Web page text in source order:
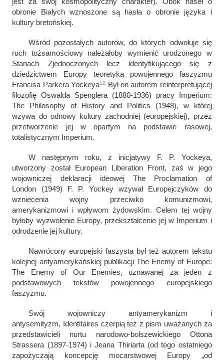
obronie Białych wznoszone są hasła o obronie języka i
kultury bretońskiej.
Wśród pozostałych autorów, do których odwołuje się
ruch tożsamościowy należałoby wymienić urodzonego w
Stanach Zjednoczonych lecz identyfikującego się z
dziedzictwem Europy teoretyka powojennego faszyzmu
Francisa Parkera Yockeya12
Był on autorem reinterpretującej
filozofię Oswalda Spenglera (1880-1936) pracy Imperium:
The Philosophy of History and Politics (1948), w której
wzywa do odnowy kultury zachodniej (europejskiej), przez
przetworzenie jej w opartym na podstawie rasowej,
totalistycznym Imperium.
W następnym roku, z inicjatywy F. P. Yockeya,
utworzony został European Liberation Front, zaś w jego
wojowniczej deklaracji ideowejThe Proclamation of
London (1949) F. P. Yockey wzywał Europejczyków do
wzniecenia wojny przeciwko komunizmowi,
amerykanizmowi i wpływom żydowskim. Celem tej wojny
byłoby wyzwolenie Europy, przekształcenie jej w Imperium i
odrodzenie jej kultury.
Nawrócony europejski faszysta był też autorem tekstu
kolejnej antyamerykańskiej publikacji The Enemy of Europe:
The Enemy of Our Enemies, uznawanej za jeden z
podstawowych tekstów powojennego europejskiego
faszyzmu.
Swój wojowniczy antyamerykanizm i
antysemityzm, Identitaires czerpią też z pism uważanych za
przedstawicieli nurtu narodowo-bolszewickiego Ottona
Strassera (1897-1974) i Jeana Thiriarta (od tego ostatniego
zapożyczają koncepcję mocarstwowej Europy „od